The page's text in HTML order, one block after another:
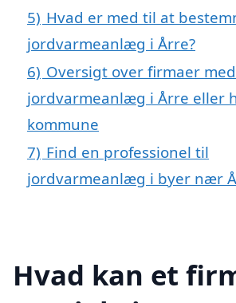
5) Hvad er med til at
jordvarmeanlæg i Årre?
6) Oversigt over firmaer
jordvarmeanlæg i Årre eller
kommune
7) Find en professionel til
jordvarmeanlæg i byer nær
Hvad kan et